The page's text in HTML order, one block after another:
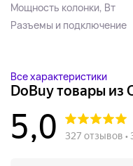
Мощность колонки, Вт
Разъемы и подключение
Все характеристики